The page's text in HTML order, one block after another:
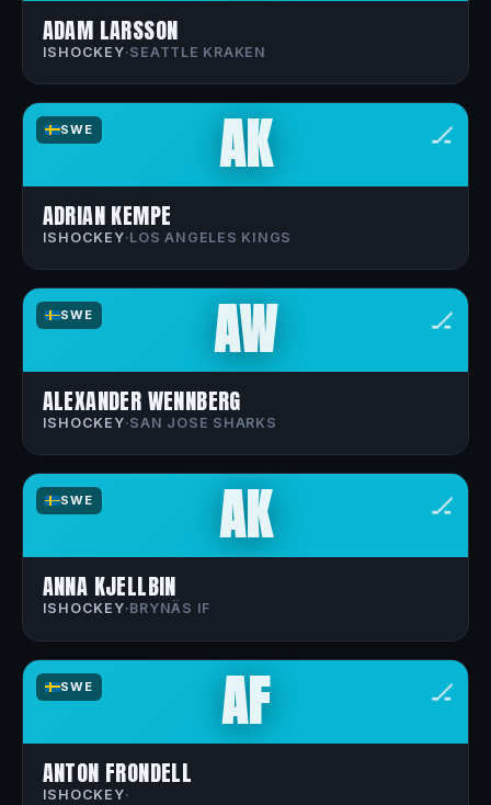
ADAM LARSSON
ISHOCKEY·SEATTLE KRAKEN
SWE 🏒
AK
ADRIAN KEMPE
ISHOCKEY·LOS ANGELES KINGS
SWE 🏒
AW
ALEXANDER WENNBERG
ISHOCKEY·SAN JOSE SHARKS
SWE 🏒
AK
ANNA KJELLBIN
ISHOCKEY·BRYNÄS IF
SWE 🏒
AF
ANTON FRONDELL
ISHOCKEY·